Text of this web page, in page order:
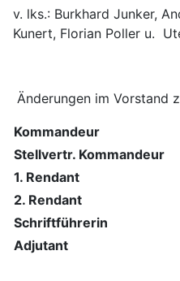
v. lks.: Burkhard Junker,
Kunert, Florian Poller u.
Änderungen im Vorstand
Kommandeur
Stellvertr. Kommandeur
1. Rendant
2. Rendant
Schriftführerin
Adjutant